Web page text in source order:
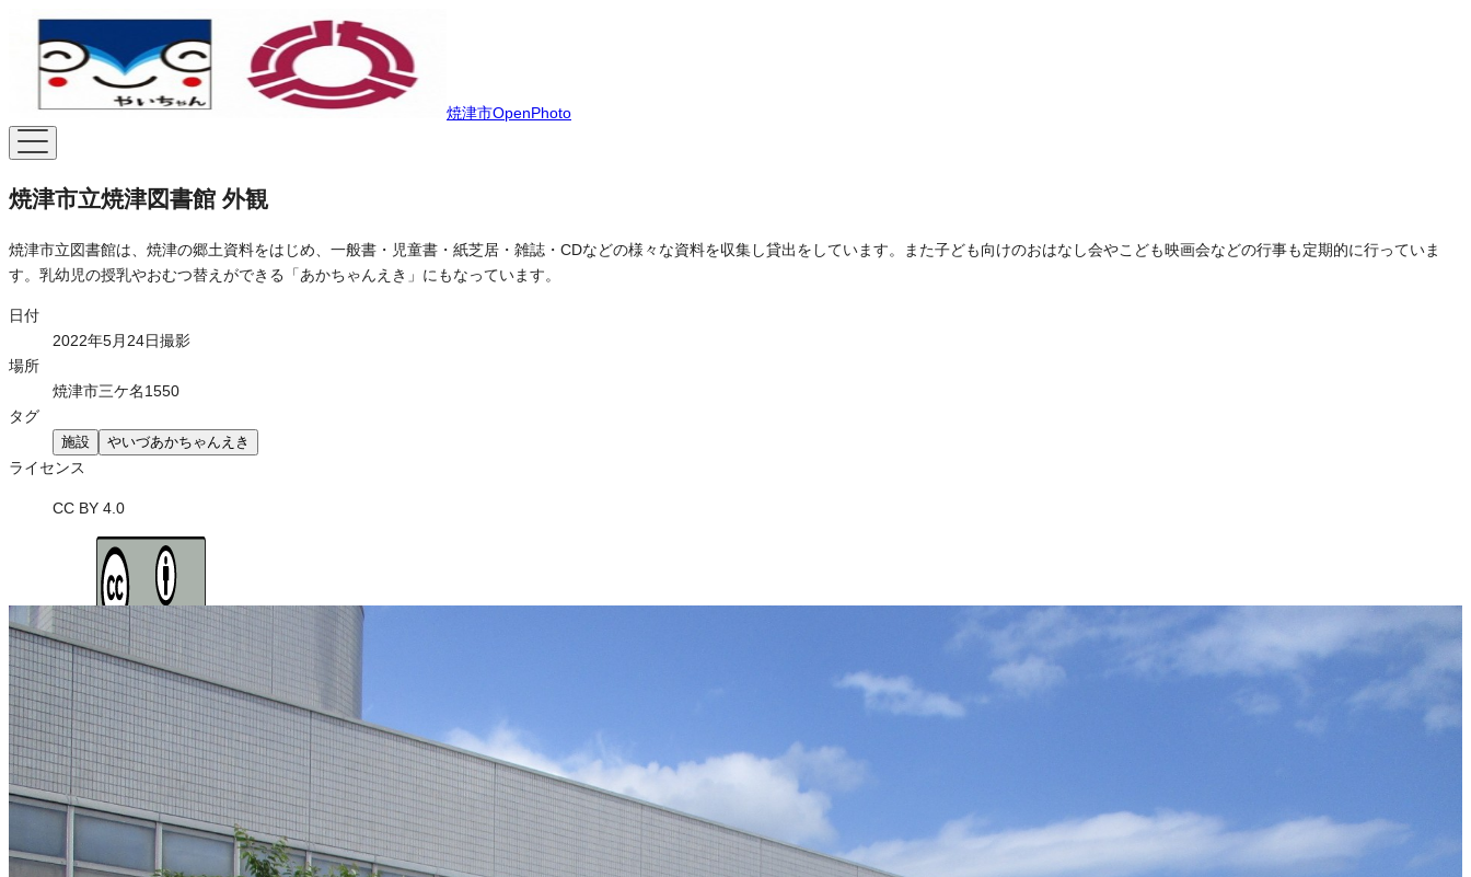
焼津市OpenPhoto
焼津市立焼津図書館 外観
焼津市立図書館は、焼津の郷土資料をはじめ、一般書・児童書・紙芝居・雑誌・CDなどの様々な資料を収集し貸出をしています。また子ども向けのおはなし会やこども映画会などの行事も定期的に行っていま
す。乳幼児の授乳やおむつ替えができる「あかちゃんえき」にもなっています。
日付
2022年5月24日撮影
場所
焼津市三ケ名1550
タグ
施設 やいづあかちゃんえき
ライセンス
CC BY 4.0
ライセンスの内容を確認する
JSON-LD出力
Loading...
ダウンロード
この画像は、営利・非営利を問わずご利用いただけます。トリミング・色変更などの改変も可能です。クレジット表記は必須です。